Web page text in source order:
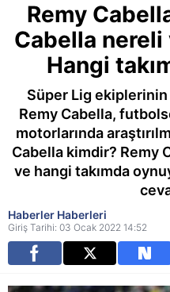
Remy
Cabella nereli
Hangi
Süper Lig
Remy Cabella,
motorlarında
Cabella kimdir? Remy
ve hangi takımda
Haberler Haberleri
Giriş Tarihi: 03 Ocak 2022 14:52